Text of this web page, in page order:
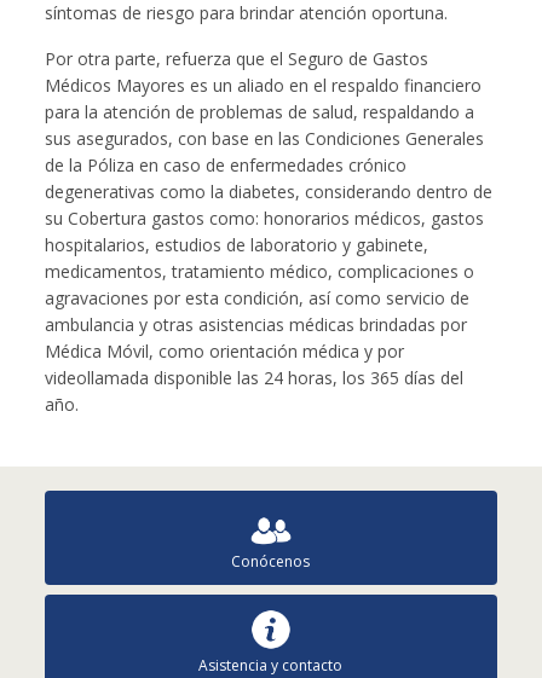
síntomas de riesgo para brindar atención oportuna.
Por otra parte, refuerza que el Seguro de Gastos
Médicos Mayores es un aliado en el respaldo financiero
para la atención de problemas de salud, respaldando a
sus asegurados, con base en las Condiciones Generales
de la Póliza en caso de enfermedades crónico
degenerativas como la diabetes, considerando dentro de
su Cobertura gastos como: honorarios médicos, gastos
hospitalarios, estudios de laboratorio y gabinete,
medicamentos, tratamiento médico, complicaciones o
agravaciones por esta condición, así como servicio de
ambulancia y otras asistencias médicas brindadas por
Médica Móvil, como orientación médica y por
videollamada disponible las 24 horas, los 365 días del
año.
Conócenos
Asistencia y contacto